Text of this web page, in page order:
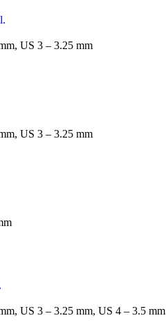
US 3 – 3.25 mm
US 3 – 3.25 mm
US 3 – 3.25 mm, US 4 – 3.5 mm